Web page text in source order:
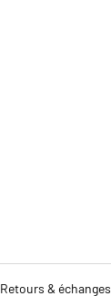
Retours & échanges